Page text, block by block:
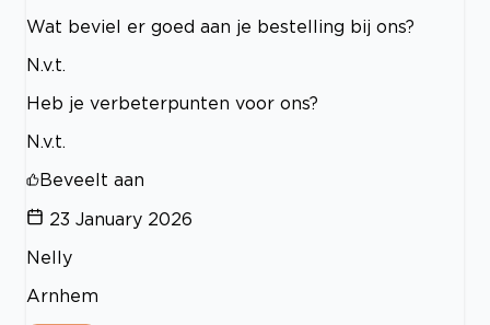
Wat beviel er goed aan je bestelling bij ons?
N.v.t.
Heb je verbeterpunten voor ons?
N.v.t.
Beveelt aan
23 January 2026
Nelly
Arnhem